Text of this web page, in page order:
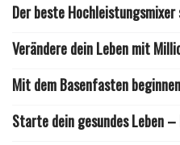
Der beste Hochleistungsmixer
Verändere dein Leben mit
Mit dem Basenfasten
Starte dein gesundes Leben –